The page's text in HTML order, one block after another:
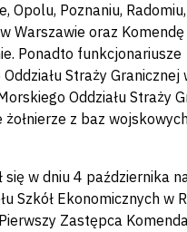
Opolu, Poznaniu,
Warszawie oraz
Ponadto funkcjonariusze
Straży Granicznej
Oddziału Straży
z baz
się w dniu 4 października
Szkół Ekonomicznych w
Zastępca